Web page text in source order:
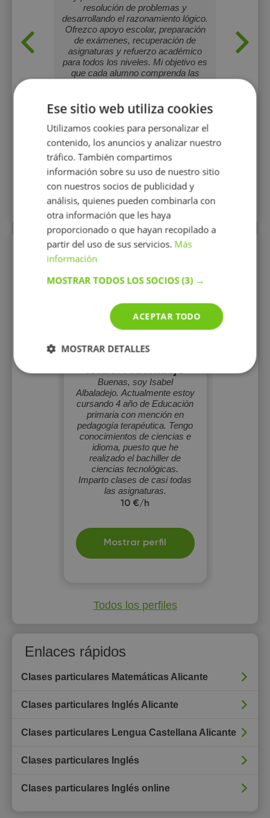
resolución de problemas y
desarrollando el razonamiento lógico.
Ofrezco apoyo escolar, preparación
de exámenes, recuperación de
asignaturas y refuerzo académico
para todos los niveles. Mi objetivo es
que cada alumno comprenda las
resultados académicos
10 €/h
Mostrar perfil
alumno
Más perfiles similares
Perfiles vistos
Buenas, soy Isabel
Albaladejo. Actualmente estoy
cursando 4 año de Educación
primaria con mención en
pedagogía terapéutica. Tengo
conocimientos de ciencias e
idioma, puesto que he
realizado el bachiller de
ciencias tecnológicas.
Imparto clases de casi todas
las asignaturas.
10 €/h
Mostrar perfil
Todos los perfiles
Enlaces rápidos
Clases particulares Matemáticas Alicante
Clases particulares Inglés Alicante
Clases particulares Lengua Castellana Alicante
Clases particulares Inglés
Clases particulares Inglés online
Ese sitio web utiliza cookies
Utilizamos cookies para personalizar el
contenido, los anuncios y analizar nuestro
tráfico. También compartimos
información sobre su uso de nuestro sitio
con nuestros socios de publicidad y
análisis, quienes pueden combinarla con
otra información que les haya
proporcionado o que hayan recopilado a
partir del uso de sus servicios. Más
información
MOSTRAR TODOS LOS SOCIOS(3) →
ACEPTAR TODO
MOSTRAR DETALLES